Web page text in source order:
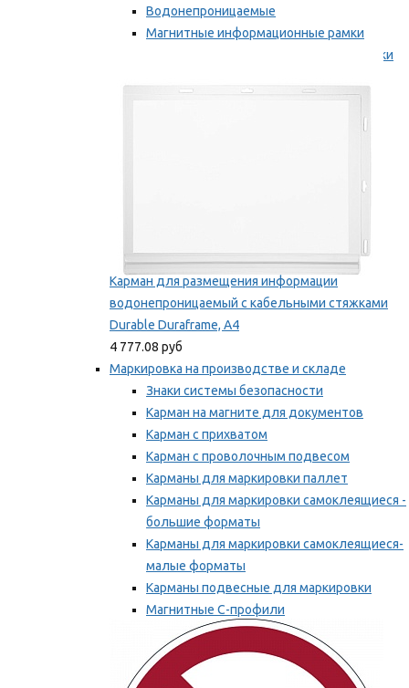
Водонепроницаемые
Магнитные информационные рамки
Самоклеящиеся информационные рамки
Карман для размещения информации
водонепроницаемый с кабельными стяжками
Durable Duraframe, А4
4 777.08 руб
Маркировка на производстве и складе
Знаки системы безопасности
Карман на магните для документов
Карман с прихватом
Карман с проволочным подвесом
Карманы для маркировки паллет
Карманы для маркировки самоклеящиеся -
большие форматы
Карманы для маркировки самоклеящиеся-
малые форматы
Карманы подвесные для маркировки
Магнитные С-профили
Напольная маркировка
Мы рекомендуем